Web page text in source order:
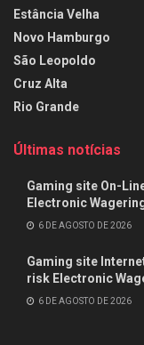
Estância Velha
Novo Hamburgo
São Leopoldo
Cruz Alta
Rio Grande
Últimas notícias
Gaming site On-
Electronic
6 DE AGOSTO DE 2026
Gaming site
risk Electronic
6 DE AGOSTO DE 2026